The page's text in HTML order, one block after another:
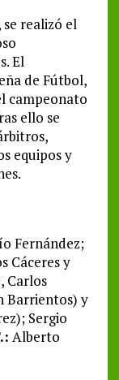
realizó el
El
de Fútbol,
campeonato
ello se
equipos y
Fernández;
Cáceres y
Carlos
Barrientos) y
Sergio
Alberto